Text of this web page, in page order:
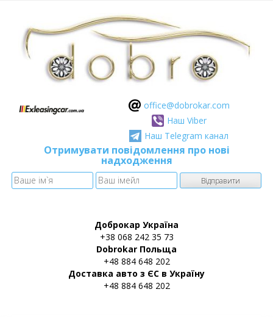
оffice@dobrokar.com
Наш Viber
Наш Telegram канал
Отримувати повідомлення про нові
надходження
Доброкар Україна
+38 068 242 35 73
Dobrokar Польща
+48 884 648 202
Доставка авто з ЄС в Україну
+48 884 648 202